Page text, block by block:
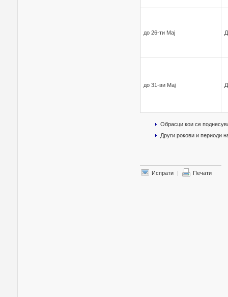
до 26-ти Мај
до 31-ви Мај
Обрасци кои се
Други рокови и периоди
Испрати | Печати